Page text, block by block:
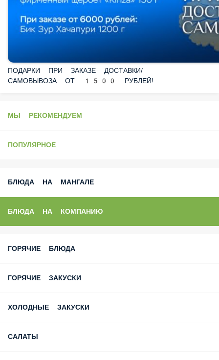
ПОДАРКИ ПРИ ЗАКАЗЕ ДОСТАВКИ/САМОВЫВОЗА ОТ
1500 РУБЛЕЙ!
МЫ РЕКОМЕНДУЕМ
ПОПУЛЯРНОЕ
БЛЮДА НА МАНГАЛЕ
БЛЮДА НА КОМПАНИЮ
ГОРЯЧИЕ БЛЮДА
ГОРЯЧИЕ ЗАКУСКИ
ХОЛОДНЫЕ ЗАКУСКИ
САЛАТЫ